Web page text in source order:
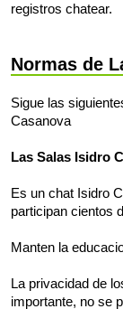
registros chatear.
Normas de
Sigue las
Casanova
Las Salas Isidro
Es un chat Isidro
participan cientos
Manten la
La privacidad de
importante, no se